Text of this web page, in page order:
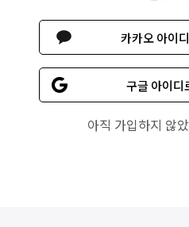
카카오 아이
구글 아이디
아직 가입하지 않